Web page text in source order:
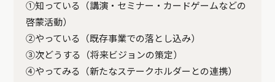
①知っている（講演・セミナー・カードゲームなどの
啓蒙活動）
②やっている（既存事業での落とし込み）
③次どうする（将来ビジョンの策定）
④やってみる（新たなステークホルダーとの連携）